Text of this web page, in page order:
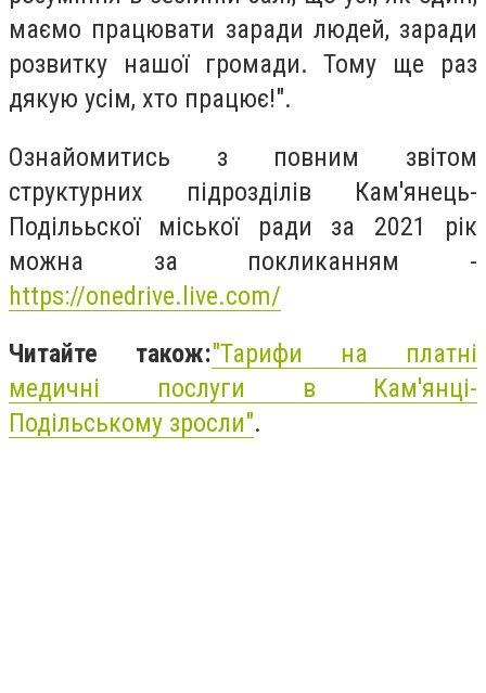
маємо працювати заради людей, заради
розвитку нашої громади. Тому ще раз
дякую усім, хто працює!".
Ознайомитись з повним звітом
структурних підрозділів Кам'янець-
Поділььскої міської ради за 2021 рік
можна за покликанням -
https://onedrive.live.com/
Читайте також:"Тарифи на платні
медичні послуги в Кам'янці-
Подільському зросли".